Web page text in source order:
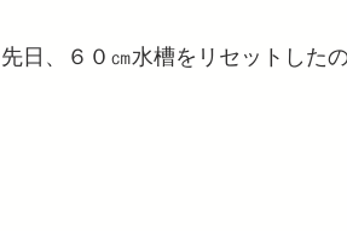
先日、６０㎝水槽をリセットした